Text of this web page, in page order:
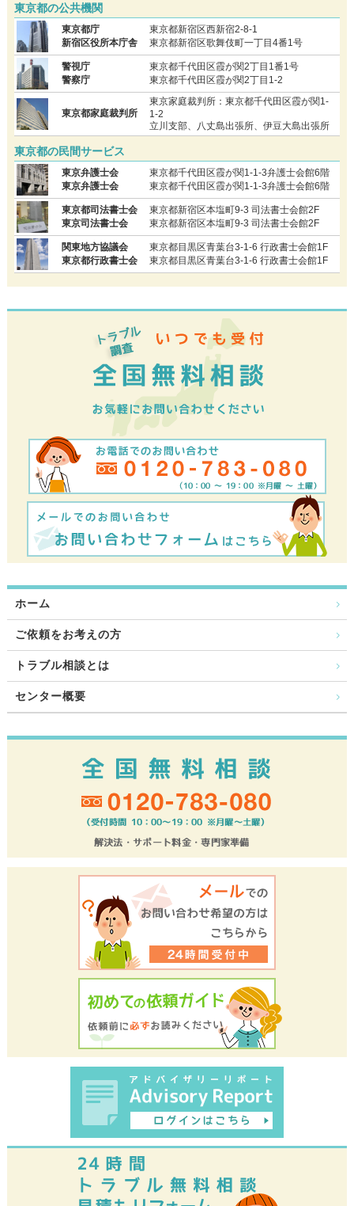
東京都の公共機関
東京都庁
新宿区役所本庁舎
東京都新宿区西新宿2-8-1
東京都新宿区歌舞伎町一丁目4番1号
警視庁
警察庁
東京都千代田区霞が関2丁目1番1号
東京都千代田区霞が関2丁目1-2
東京都家庭裁判所
東京家庭裁判所：東京都千代田区霞が関1-
1-2
立川支部、八丈島出張所、伊豆大島出張所
東京都の民間サービス
東京弁護士会
東京弁護士会
東京都千代田区霞が関1-1-3弁護士会館6階
東京都千代田区霞が関1-1-3弁護士会館6階
東京都司法書士会
東京司法書士会
東京都新宿区本塩町9-3 司法書士会館2F
東京都新宿区本塩町9-3 司法書士会館2F
関東地方協議会
東京都行政書士会
東京都目黒区青葉台3-1-6 行政書士会館1F
東京都目黒区青葉台3-1-6 行政書士会館1F
ホーム
ご依頼をお考えの方
トラブル相談とは
センター概要